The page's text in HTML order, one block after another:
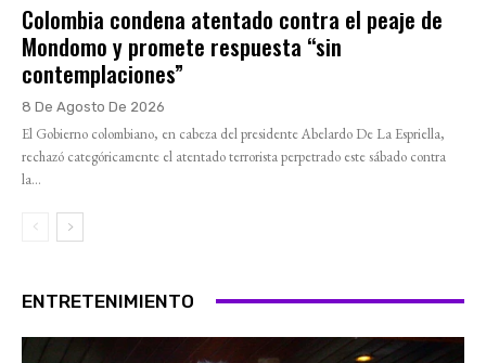
Colombia condena atentado contra el peaje de
Mondomo y promete respuesta “sin
contemplaciones”
8 De Agosto De 2026
El Gobierno colombiano, en cabeza del presidente Abelardo De La Espriella,
rechazó categóricamente el atentado terrorista perpetrado este sábado contra
la...
ENTRETENIMIENTO